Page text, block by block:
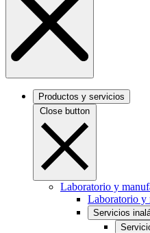
Productos y servicios
Close button
Laboratorio y
Laboratorio y
Servicios